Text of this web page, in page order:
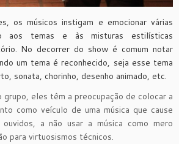
os músicos instigam e emocionar várias
aos temas e às misturas estilísticas
No decorrer do show é comum notar
um tema é reconhecido, seja esse tema
sonata, chorinho, desenho animado, etc.
grupo, eles têm a preocupação de colocar a
como veículo de uma música que cause
a não usar a música como mero
para virtuosismos técnicos.